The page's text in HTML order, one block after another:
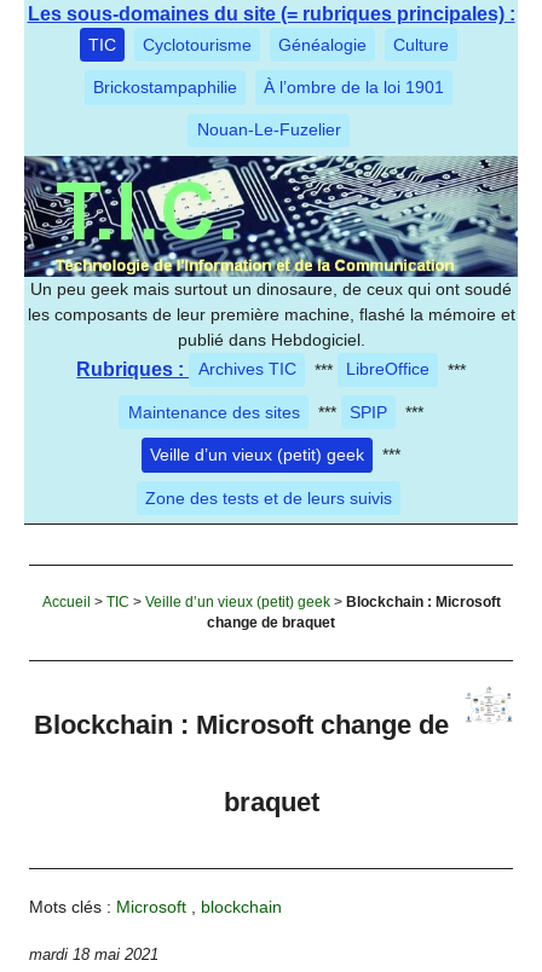
Les sous-domaines du site (= rubriques principales) :
TIC Cyclotourisme Généalogie Culture
Brickostampaphilie À l’ombre de la loi 1901
Nouan-Le-Fuzelier
Un peu geek mais surtout un dinosaure, de ceux qui ont soudé
les composants de leur première machine, flashé la mémoire et
publié dans Hebdogiciel.
Rubriques : Archives TIC *** LibreOffice ***
Maintenance des sites *** SPIP ***
Veille d’un vieux (petit) geek ***
Zone des tests et de leurs suivis
Accueil > TIC > Veille d’un vieux (petit) geek> Blockchain : Microsoft
change de braquet
Blockchain : Microsoft change de
braquet
Mots clés : Microsoft blockchain
mardi 18 mai 2021